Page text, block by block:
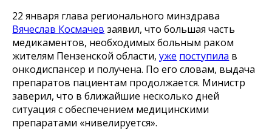
22 января глава регионального минздрава
Вячеслав Космачев заявил, что большая часть
медикаментов, необходимых больным раком
жителям Пензенской области,уже поступила в
онкодиспансер и получена. По его словам, выдача
препаратов пациентам продолжается. Министр
заверил, что в ближайшие несколько дней
ситуация с обеспечением медицинскими
препаратами «нивелируется».